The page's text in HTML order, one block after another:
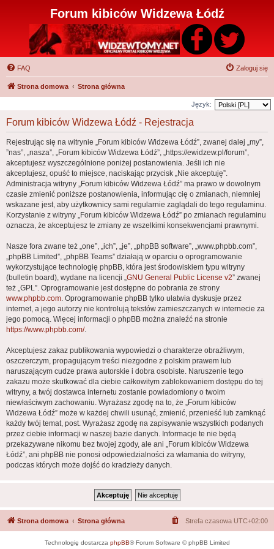
Forum kibiców Widzewa Łódź
FAQ Zaloguj się
Strona domowa Strona główna
Język:
Forum kibiców Widzewa Łódź - Rejestracja
Rejestrując się na witrynie „Forum kibiców Widzewa Łódź”, zwanej dalej „my”,
”nas”, „nasza”, „Forum kibiców Widzewa Łódź”, „https://ewidzew.pl/forum”,
akceptujesz wyszczególnione poniżej postanowienia. Jeśli ich nie
akceptujesz, opuść to miejsce, naciskając przycisk „Nie akceptuję”.
Administracja witryny „Forum kibiców Widzewa Łódź” ma prawo w dowolnym
czasie zmienić poniższe postanowienia, informując cię o zmianach, niemniej
wskazane jest, aby użytkownicy sami regularnie zaglądali do tego regulaminu.
Korzystanie z witryny „Forum kibiców Widzewa Łódź” po zmianach regulaminu
oznacza, że akceptujesz te zmiany ze wszelkimi konsekwencjami prawnymi.
Nasze fora zwane też „one”, „ich”, „je”, „phpBB software”, „www.phpbb.com”,
„phpBB Limited”, „phpBB Teams” działają w oparciu o oprogramowanie
wykorzystujące technologię phpBB, która jest środowiskiem typu witryny
(bulletin board), wydane na licencji „GNU General Public License v2” zwanej
też „GPL”. Oprogramowanie jest dostępne do pobrania ze strony
www.phpbb.com. Oprogramowanie phpBB tylko ułatwia dyskusje przez
internet, a jego autorzy nie kontrolują tekstów zamieszczanych w internecie za
jego pomocą. Więcej informacji o phpBB można znaleźć na stronie
https://www.phpbb.com/.
Akceptujesz zakaz publikowania wypowiedzi o charakterze obraźliwym,
oszczerczym, propagującym treści niezgodne z polskim prawem lub
naruszającym cudze prawa autorskie i dobra osobiste. Naruszenie tego
zakazu może skutkować dla ciebie całkowitym zablokowaniem dostępu do tej
witryny, a twój dostawca internetu zostanie powiadomiony o twoim
niewłaściwym zachowaniu. Wyrażasz zgodę na to, że „Forum kibiców
Widzewa Łódź” może w każdej chwili usunąć, zmienić, przenieść lub zamknąć
każdy twój temat, post. Wyrażasz zgodę na zapisywanie wszystkich podanych
przez ciebie informacji w naszej bazie danych. Informacje te nie będą
przekazywane nikomu bez twojej zgody, ale ani „Forum kibiców Widzewa
Łódź”, ani phpBB nie ponosi odpowiedzialności za włamania do witryny,
podczas których może dojść do kradzieży danych.
Strona domowa Strona główna Strefa czasowa UTC+02:00
Technologię dostarcza phpBB® Forum Software © phpBB Limited